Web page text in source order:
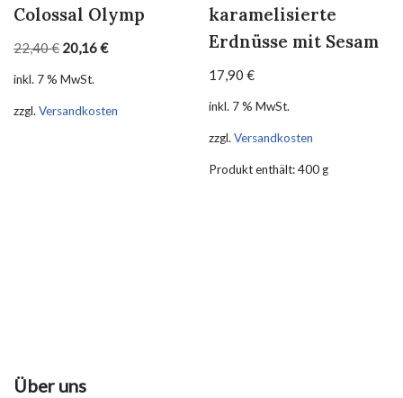
Colossal Olymp
22,40€ 20,16€
inkl. 7 % MwSt.
zzgl. Versandkosten
karamelisierte
Erdnüsse mit Sesam
17,90€
inkl. 7 % MwSt.
zzgl.Versandkosten
Produkt enthält: 400 g
Über uns